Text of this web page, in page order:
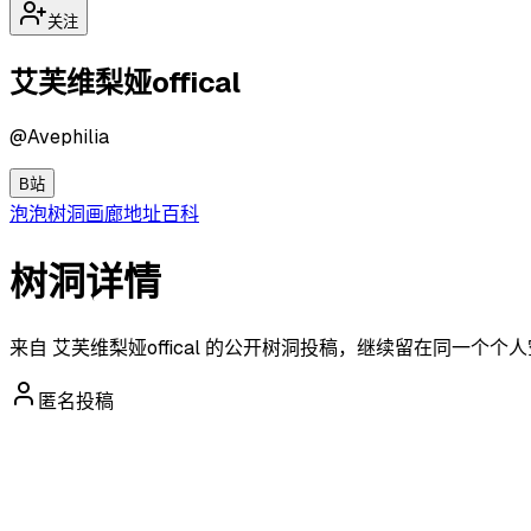
关注
艾芙维梨娅offical
@Avephilia
B站
泡泡树洞画廊地址百科
树洞详情
来自 艾芙维梨娅offical 的公开树洞投稿，继续留在同一个个人
匿名投稿